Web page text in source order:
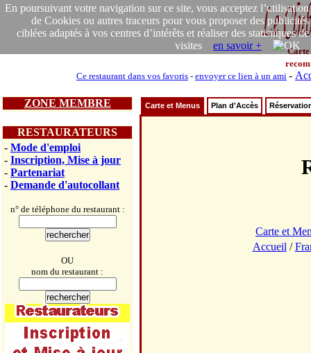
En poursuivant votre navigation sur ce site, vous acceptez l’utilisation
de Cookies ou autres traceurs pour vous proposer des publicités
ciblées adaptés à vos centres d’intérêts et réaliser des statistiques de
visites en savoir +
Carte
Ce restaurant dans vos favoris - envoyer ce lien à un ami -
ZONE MEMBRE
RESTAURATEURS
- Mode d'emploi
- Inscription, Mise à jour
- Partenariat
- Demande d'autocollant
n° de téléphone du restaurant :
OU
nom du restaurant :
Carte et Menus Plan d'Accès
Carte et
Accueil /